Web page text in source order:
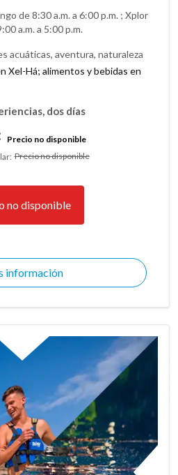
de 8:30 a.m. a 6:00 p.m. ;Xplor
a.m. a 5:00 p.m.
acuáticas, aventura, naturaleza
Xel-Há; alimentos y bebidas en
dos días
Precio no disponible
:Precio no disponible
no disponible
información